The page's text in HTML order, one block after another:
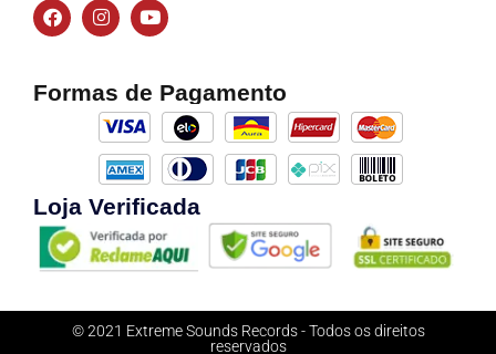
Formas de Pagamento
Loja Verificada
© 2021 Extreme Sounds Records - Todos os direitos
reservados